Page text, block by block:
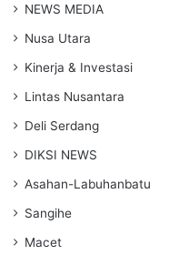
NEWS MEDIA
Nusa Utara
Kinerja & Investasi
Lintas Nusantara
Deli Serdang
DIKSI NEWS
Asahan-Labuhanbatu
Sangihe
Macet